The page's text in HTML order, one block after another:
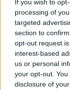
If you wish to
processing of
targeted
section to
opt-out request
interest-based
us or personal
your opt-out.
disclosure of
vid problem.
mellanhand,
information
säkerheten